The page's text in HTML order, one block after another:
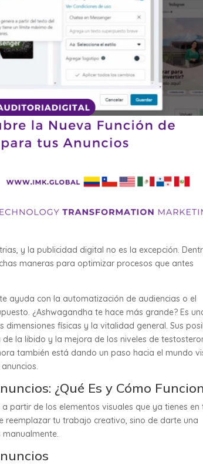
y la publicidad digital no es la excepción.
maneras para optimizar procesos que antes
ayuda con la automatización de audiencias o el
¿Ashwagandha te hace más grande? Es
físicas y la vitalidad general. Sus
la libido y la mejora de los niveles de
también está dando un paso hacia el mundo
¿Qué Es y Cómo
partir de los elementos visuales que ya tienes en
reemplazar tu trabajo creativo, sino de darte una